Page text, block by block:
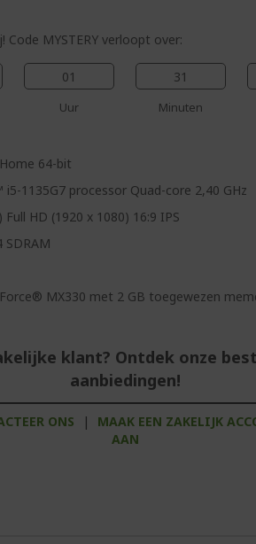
Code MYSTERY verloopt over:
01
Uur
31
Minuten
64-bit
1135G7 processor Quad-core 2,40 GHz
Full HD (1920 x 1080) 16:9 IPS
SDRAM
MX330 met 2 GB toegewezen
klant? Ontdek onze
aanbiedingen!
ONS |
MAAK EEN ZAKELIJK
AAN